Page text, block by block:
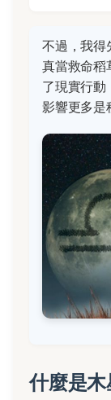
不過，我得
真當救命稻
了現實行動
影響更多是
什麼是